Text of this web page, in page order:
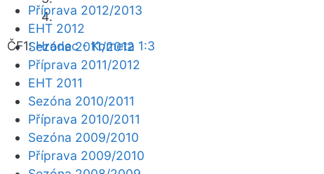
ČF1:Hradec - Kometa 1:3
Příprava 2012/2013
EHT 2012
Sezóna 2011/2012
Příprava 2011/2012
EHT 2011
Sezóna 2010/2011
Příprava 2010/2011
Sezóna 2009/2010
Příprava 2009/2010